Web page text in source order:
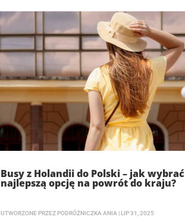
Busy z Holandii do Polski – jak wybrać
najlepszą opcję na powrót do kraju?
UTWORZONE PRZEZ PODRÓŻNICZKA ANIA | LIP 31, 2025